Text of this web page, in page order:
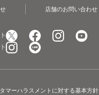
店舗のお問い合わせ
マーハラスメントに対する基本方針